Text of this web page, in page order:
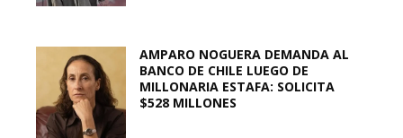
AMPARO NOGUERA DEMANDA AL
BANCO DE CHILE LUEGO DE
MILLONARIA ESTAFA: SOLICITA
$528 MILLONES